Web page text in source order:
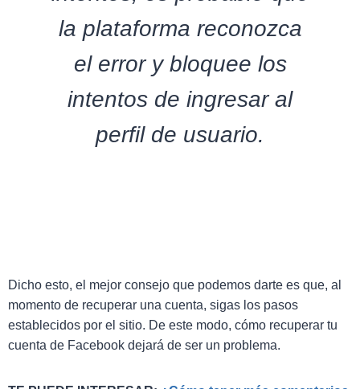
la plataforma reconozca
el error y bloquee los
intentos de ingresar al
perfil de usuario.
Dicho esto, el mejor consejo que podemos darte es que, al
momento de recuperar una cuenta, sigas los pasos
establecidos por el sitio. De este modo, cómo recuperar tu
cuenta de Facebook dejará de ser un problema.